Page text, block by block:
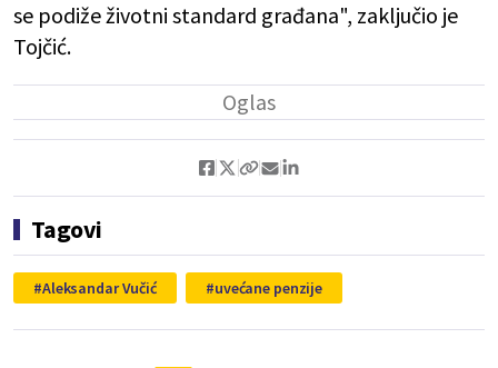
se podiže životni standard građana", zaključio je
Tojčić.
Tagovi
Aleksandar Vučić uvećane penzije